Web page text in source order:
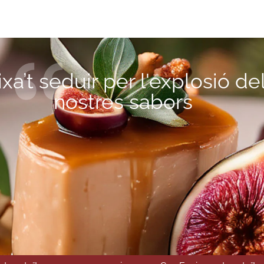
seduir per l'explosió
nostres sabors